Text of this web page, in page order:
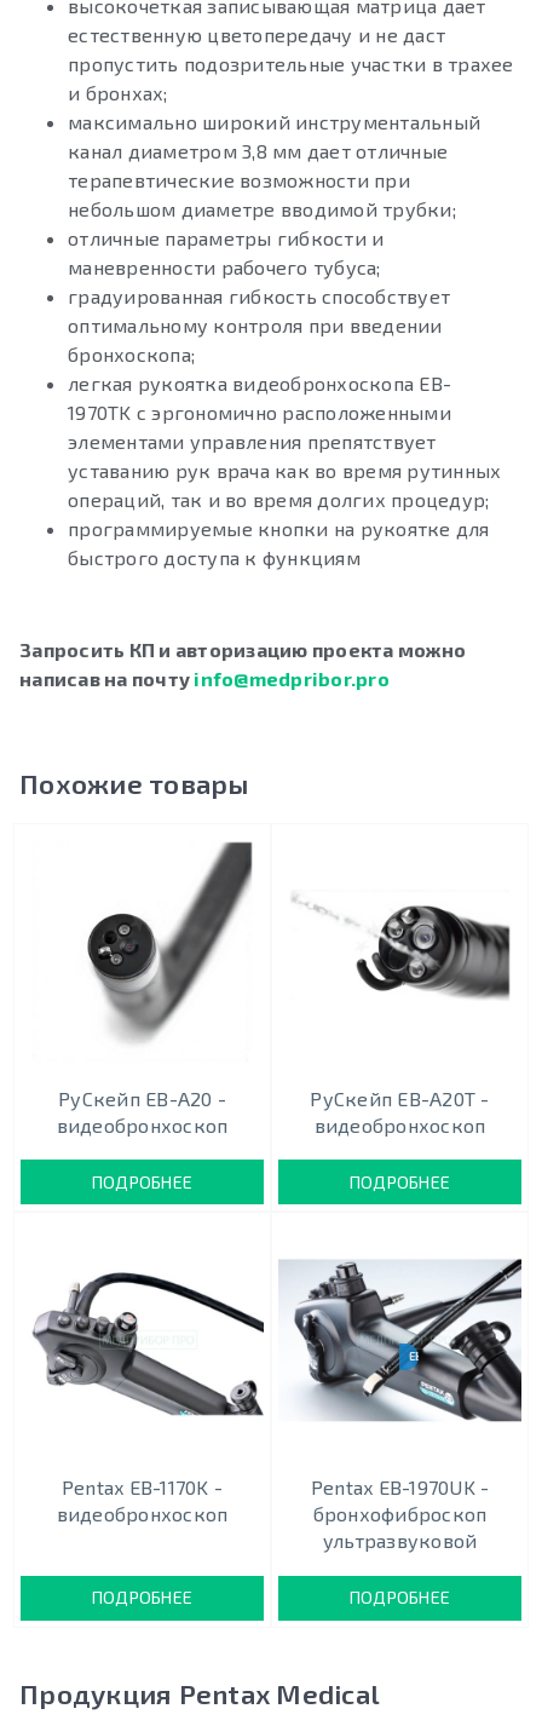
высокочеткая записывающая матрица дает
естественную цветопередачу и не даст
пропустить подозрительные участки в трахее
и бронхах;
максимально широкий инструментальный
канал диаметром 3,8 мм дает отличные
терапевтические возможности при
небольшом диаметре вводимой трубки;
отличные параметры гибкости и
маневренности рабочего тубуса;
градуированная гибкость способствует
оптимальному контроля при введении
бронхоскопа;
легкая рукоятка видеобронхоскопа EB-
1970TK с эргономично расположенными
элементами управления препятствует
уставанию рук врача как во время рутинных
операций, так и во время долгих процедур;
программируемые кнопки на рукоятке для
быстрого доступа к функциям
Запросить КП и авторизацию проекта можно
написав на почту info@medpribor.pro
Похожие товары
РуСкейп EB-A20 -
видеобронхоскоп
ПОДРОБНЕЕ
РуСкейп EB-A20T -
видеобронхоскоп
ПОДРОБНЕЕ
Pentax EB-1170K -
видеобронхоскоп
ПОДРОБНЕЕ
EBUS-TBNA
Pentax EB-1970UK -
бронхофиброскоп
ультразвуковой
ПОДРОБНЕЕ
Продукция Pentax Medical